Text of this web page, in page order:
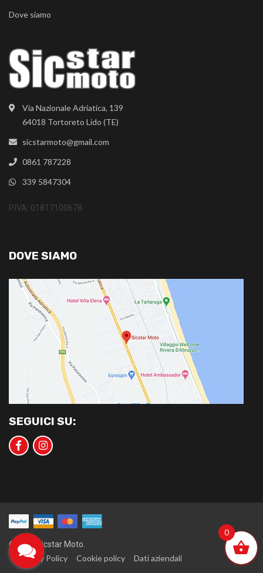
Via Nazionale Adriatica, 139
64018 Tortoreto Lido (TE)
sicstarmoto@gmail.com
0861 787228
339 5847304
P.IVA: 01817100678
Dove siamo
DOVE SIAMO
SEGUICI SU:
©2020 Sicstar Moto.
Privacy Policy Cookie policy Dati aziendali
0